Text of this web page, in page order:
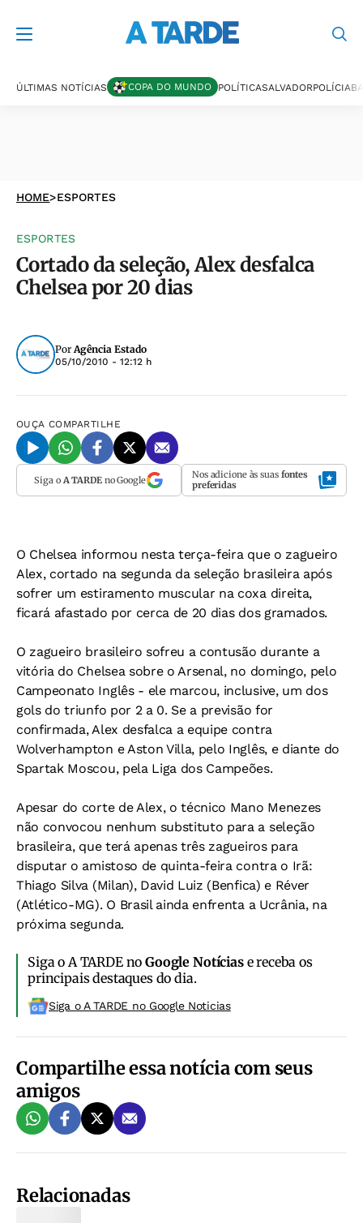
ÚLTIMAS NOTÍCIAS COPA DO MUNDO POLÍTICASALVADORPOLÍCIA
HOME>ESPORTES
ESPORTES
Cortado da seleção, Alex desfalca
Chelsea por 20 dias
PorAgência Estado
05/10/2010 - 12:12 h
OUÇA COMPARTILHE
Siga o A TARDEno Google Nos adicione às suas fontes
preferidas
O Chelsea informou nesta terça-feira que o zagueiro
Alex, cortado na segunda da seleção brasileira após
sofrer um estiramento muscular na coxa direita,
ficará afastado por cerca de 20 dias dos gramados.
O zagueiro brasileiro sofreu a contusão durante a
vitória do Chelsea sobre o Arsenal, no domingo, pelo
Campeonato Inglês - ele marcou, inclusive, um dos
gols do triunfo por 2 a 0. Se a previsão for
confirmada, Alex desfalca a equipe contra
Wolverhampton e Aston Villa, pelo Inglês, e diante do
Spartak Moscou, pela Liga dos Campeões.
Apesar do corte de Alex, o técnico Mano Menezes
não convocou nenhum substituto para a seleção
brasileira, que terá apenas três zagueiros para
disputar o amistoso de quinta-feira contra o Irã:
Thiago Silva (Milan), David Luiz (Benfica) e Réver
(Atlético-MG). O Brasil ainda enfrenta a Ucrânia, na
próxima segunda.
Siga o A TARDE noGoogle Notíciase receba os
principais destaques do dia.
Siga o A TARDE no Google Noticias
Compartilhe essa notícia com seus
amigos
Relacionadas